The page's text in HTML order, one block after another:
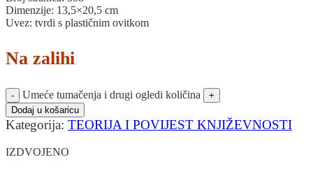
Dimenzije: 13,5×20,5 cm
Uvez: tvrdi s plastičnim ovitkom
Na zalihi
Umeće tumačenja i drugi ogledi količina
Dodaj u košaricu
Kategorija: TEORIJA I POVIJEST KNJIŽEVNOSTI
IZDVOJENO